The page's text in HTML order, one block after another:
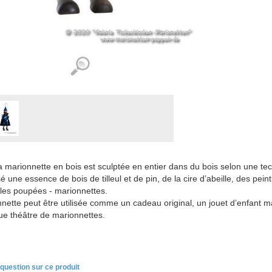
marionnette en bois est sculptée en entier dans du bois selon une
une essence de bois de tilleul et de pin, de la cire d’abeille, des
poupées - marionnettes.
peut être utilisée comme un cadeau original, un jouet d’enfant
théâtre de marionnettes.
sur ce produit